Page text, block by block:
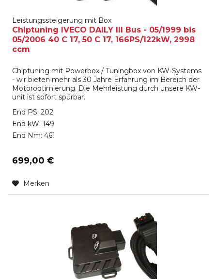
Leistungssteigerung mit Box
Chiptuning IVECO DAILY III Bus - 05/1999 bis
05/2006 40 C 17, 50 C 17, 166PS/122kW, 2998
ccm
Chiptuning mit Powerbox / Tuningbox von KW-Systems
- wir bieten mehr als 30 Jahre Erfahrung im Bereich der
Motoroptimierung. Die Mehrleistung durch unsere KW-
unit ist sofort spürbar.
End PS: 202
End kW: 149
End Nm: 461
699,00 €
Merken